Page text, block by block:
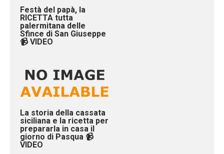
Festà del papà, la
RICETTA tutta
palermitana delle
Sfince di San Giuseppe
📹 VIDEO
La storia della cassata
siciliana e la ricetta per
prepararla in casa il
giorno di Pasqua 📹
VIDEO